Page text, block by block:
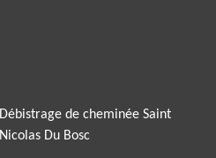
Débistrage de cheminée Saint
Nicolas Du Bosc